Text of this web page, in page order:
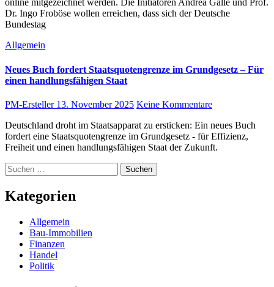
online mitgezeichnet werden. Die Initiatoren Andrea Galle und Prof.
Dr. Ingo Froböse wollen erreichen, dass sich der Deutsche
Bundestag
Allgemein
Neues Buch fordert Staatsquotengrenze im Grundgesetz – Für
einen handlungsfähigen Staat
PM-Ersteller 13. November 2025 Keine Kommentare
Deutschland droht im Staatsapparat zu ersticken: Ein neues Buch
fordert eine Staatsquotengrenze im Grundgesetz - für Effizienz,
Freiheit und einen handlungsfähigen Staat der Zukunft.
Suchen
nach:
Kategorien
Allgemein
Bau-Immobilien
Finanzen
Handel
Politik